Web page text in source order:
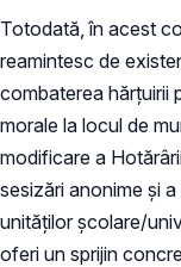
Totodată, în acest
reamintesc de
combaterea hărțuirii
morale la locul de
modificare a
sesizări anonime și
unităților școlare/
oferi un sprijin